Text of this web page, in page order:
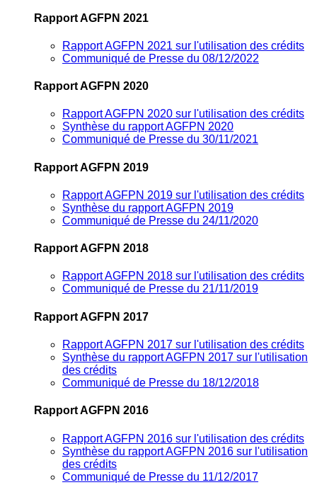
Rapport AGFPN 2021
Rapport AGFPN 2021 sur l'utilisation des crédits
Communiqué de Presse du 08/12/2022
Rapport AGFPN 2020
Rapport AGFPN 2020 sur l'utilisation des crédits
Synthèse du rapport AGFPN 2020
Communiqué de Presse du 30/11/2021
Rapport AGFPN 2019
Rapport AGFPN 2019 sur l'utilisation des crédits
Synthèse du rapport AGFPN 2019
Communiqué de Presse du 24/11/2020
Rapport AGFPN 2018
Rapport AGFPN 2018 sur l'utilisation des crédits
Communiqué de Presse du 21/11/2019
Rapport AGFPN 2017
Rapport AGFPN 2017 sur l'utilisation des crédits
Synthèse du rapport AGFPN 2017 sur l'utilisation
des crédits
Communiqué de Presse du 18/12/2018
Rapport AGFPN 2016
Rapport AGFPN 2016 sur l'utilisation des crédits
Synthèse du rapport AGFPN 2016 sur l'utilisation
des crédits
Communiqué de Presse du 11/12/2017